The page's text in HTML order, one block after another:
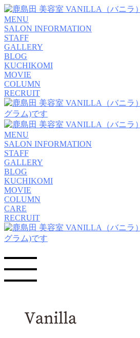
MENU
SALON INFORMATION
STAFF
GALLERY
BLOG
KUCHIKOMI
MOVIE
COLUMN
RECRUIT
MENU
SALON INFORMATION
STAFF
GALLERY
BLOG
KUCHIKOMI
MOVIE
COLUMN
CARE
RECRUIT